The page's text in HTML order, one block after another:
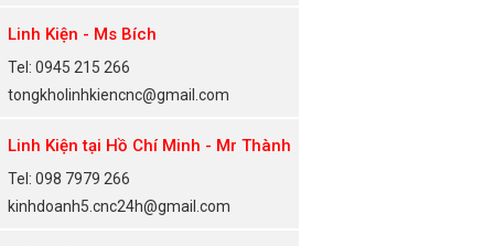
Linh Kiện - Ms Bích
Tel: 0945 215 266
tongkholinhkiencnc@gmail.com
Linh Kiện tại Hồ Chí Minh - Mr Thành
Tel: 098 7979 266
kinhdoanh5.cnc24h@gmail.com